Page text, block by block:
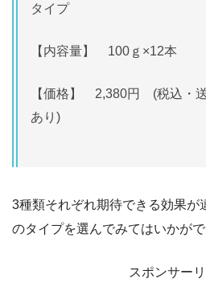
タイプ
【内容量】 100ｇ×12本
【価格】 2,380円 (税込・
あり)
3種類それぞれ期待できる効果が
のタイプを選んでみてはいかが
スポンサー